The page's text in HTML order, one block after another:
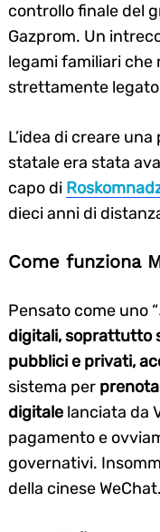
controllo finale del
Gazprom. Un
legami familiari che
strettamente
L’idea di creare
statale era stata
capo di
dieci anni di
Come funziona
Pensato come uno “
digitali, soprattutto
pubblici e privati,
sistema per
digitale lanciata da
pagamento e
governativi.
della cinese WeChat.